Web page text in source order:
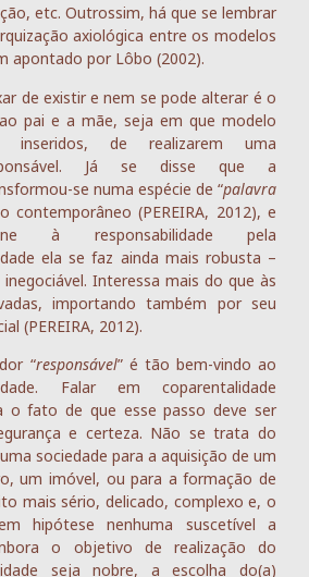
etc. Outrossim, há que se lembrar
axiológica entre os modelos
apontado por Lôbo (2002).
de existir e nem se pode alterar é o
pai e a mãe, seja em que modelo
inseridos, de realizarem uma
Já se disse que a
se numa espécie de “palavra
contemporâneo (PEREIRA, 2012), e
à responsabilidade pela
ela se faz ainda mais robusta –
Interessa mais do que às
importando também por seu
(PEREIRA, 2012).
“responsável” é tão bem-vindo ao
Falar em coparentalidade
o fato de que esse passo deve ser
e certeza. Não se trata do
sociedade para a aquisição de um
um imóvel, ou para a formação de
mais sério, delicado, complexo e, o
hipótese nenhuma suscetível a
o objetivo de realização do
seja nobre, a escolha do(a)